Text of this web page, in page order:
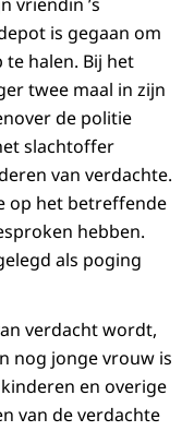
vriendin ’s
is gegaan om
halen. Bij het
twee maal in zijn
de politie
slachtoffer
van verdachte.
op het betreffende
hebben.
als poging
verdacht wordt,
nog jonge vrouw is
en overige
van de verdachte